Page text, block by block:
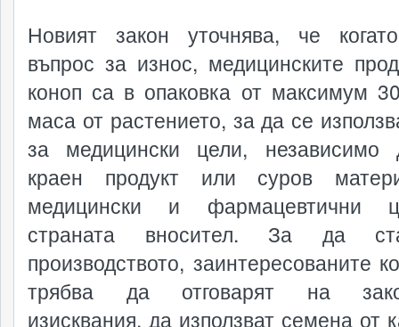
Новият закон уточнява, че
въпрос за износ, медицинските
коноп са в опаковка от максимум
маса от растението, за да се
за медицински цели,
краен продукт или суров
медицински и фармацевтични
страната вносител. За да
производството, заинтересованите
трябва да отговарят на
изисквания, да използват семена от